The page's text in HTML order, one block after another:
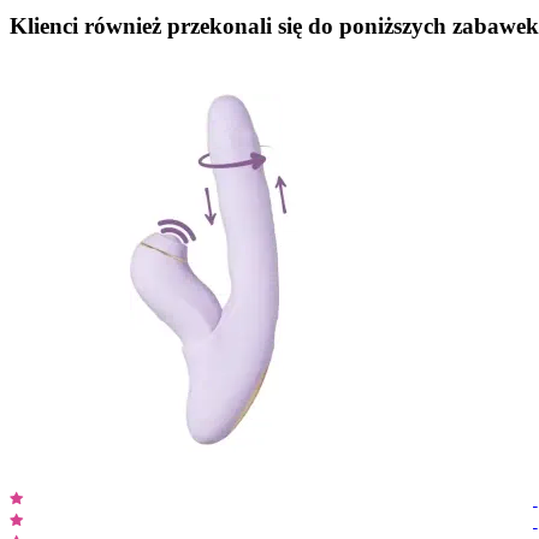
Klienci również przekonali się do poniższych